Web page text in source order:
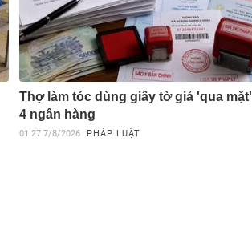
Thợ làm tóc dùng giấy tờ giả 'qua mặt'
4 ngân hàng
01:27 7/8/2026 PHÁP LUẬT